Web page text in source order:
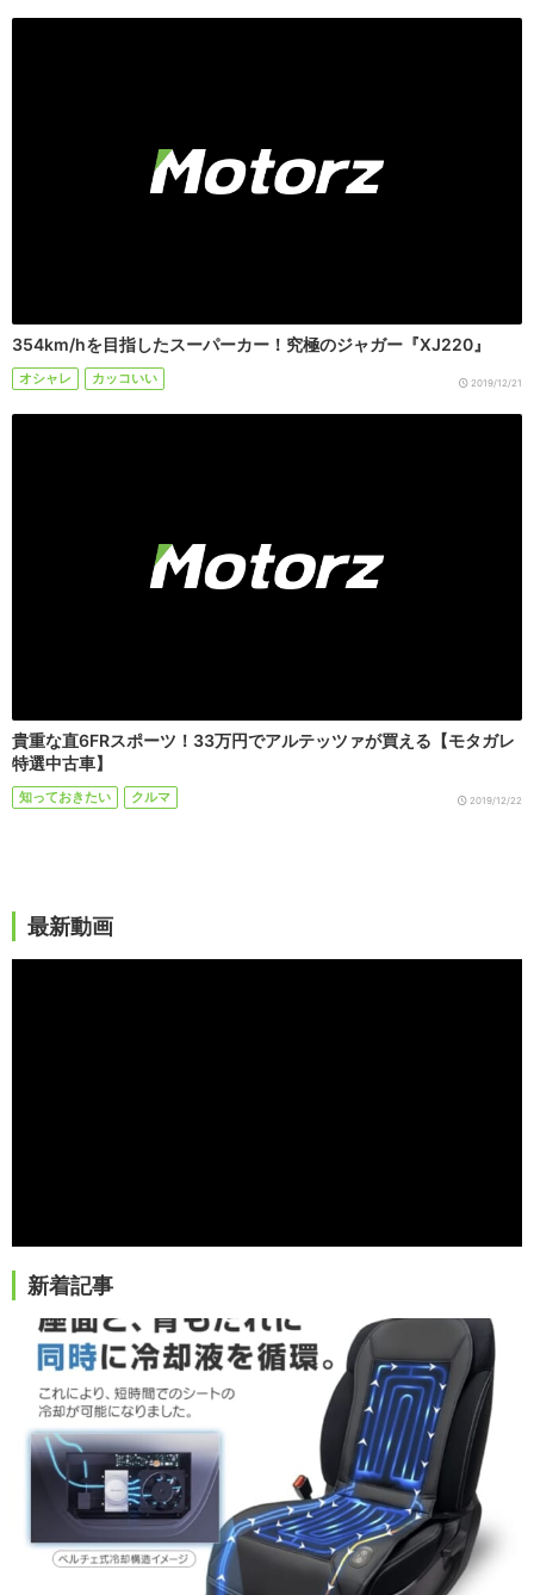
354km/hを目指したスーパーカー！究極のジャガー『XJ220』
オシャレ カッコいい 2019/12/21
貴重な直6FRスポーツ！33万円でアルテッツァが買える【モタガレ
特選中古車】
知っておきたい クルマ 2019/12/22
最新動画
新着記事